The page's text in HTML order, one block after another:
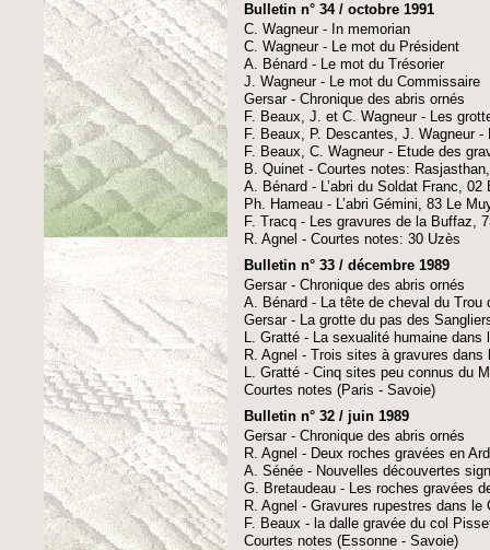
Bulletin n° 34 / octobre 1991
C. Wagneur - In memorian
C. Wagneur - Le mot du Président
A. Bénard - Le mot du Trésorier
J. Wagneur - Le mot du Commissaire
Gersar - Chronique des abris ornés
F. Beaux, J. et C. Wagneur - Les
F. Beaux, P. Descantes, J. Wagneur
F. Beaux, C. Wagneur - Etude des
B. Quinet - Courtes notes:
A. Bénard - L’abri du Soldat Franc, 02
Ph. Hameau - L’abri Gémini, 83 Le
F. Tracq - Les gravures de la Buffaz,
R. Agnel - Courtes notes: 30 Uzès
Bulletin n° 33 / décembre 1989
Gersar - Chronique des abris ornés
A. Bénard - La tête de cheval du
Gersar - La grotte du pas des
L. Gratté - La sexualité humaine dans
R. Agnel - Trois sites à gravures dans
L. Gratté - Cinq sites peu connus du
Courtes notes (Paris - Savoie)
Bulletin n° 32 / juin 1989
Gersar - Chronique des abris ornés
R. Agnel - Deux roches gravées en
A. Sénée - Nouvelles découvertes
G. Bretaudeau - Les roches gravées
R. Agnel - Gravures rupestres dans le
F. Beaux - la dalle gravée du col
Courtes notes (Essonne - Savoie)